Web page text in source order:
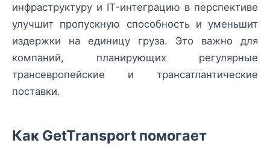
инфраструктуру и IT-интеграцию в перспективе
улучшит пропускную способность и уменьшит
издержки на единицу груза. Это важно для
компаний, планирующих регулярные
трансевропейские и трансатлантические
поставки.
Как GetTransport помогает